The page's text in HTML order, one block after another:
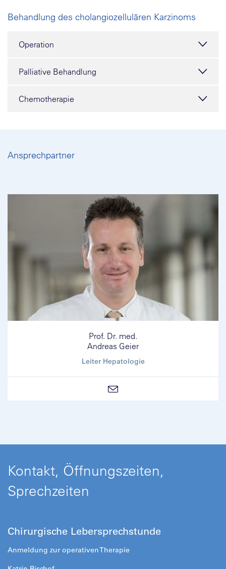
Behandlung des cholangiozellulären Karzinoms
Operation
Palliative Behandlung
Chemotherapie
Ansprechpartner
Prof. Dr. med.
Andreas Geier
Leiter Hepatologie
Kontakt, Öffnungszeiten,
Sprechzeiten
Chirurgische Lebersprechstunde
Anmeldung zur operativen Therapie